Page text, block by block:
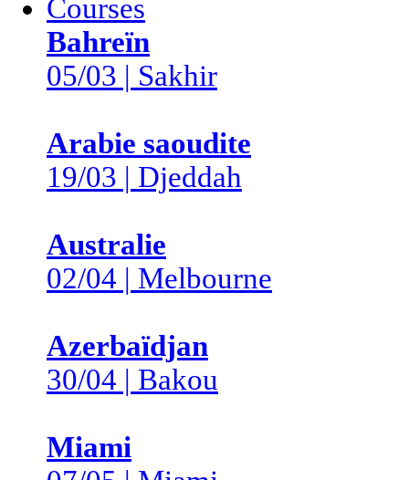
Courses
Bahreïn
05/03 | Sakhir
Arabie saoudite
19/03 | Djeddah
Australie
02/04 | Melbourne
Azerbaïdjan
30/04 | Bakou
Miami